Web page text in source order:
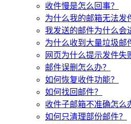
收件慢是怎么回事？
为什么我的邮箱无法发
我发送的邮件为什么会
为什么收到大量垃圾邮
网页为什么提示发件失
邮件误删怎么办？
如何恢复收件功能？
如何找回邮件？
收件子邮箱不准确怎么
如何只清理部份邮件？